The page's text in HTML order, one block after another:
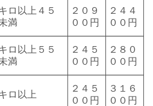
ロ以上４５
満
２０９
００円
２４４
００円
ロ以上５５
満
２４５
００円
２８０
００円
ロ以上
２４５
００円
３１６
００円